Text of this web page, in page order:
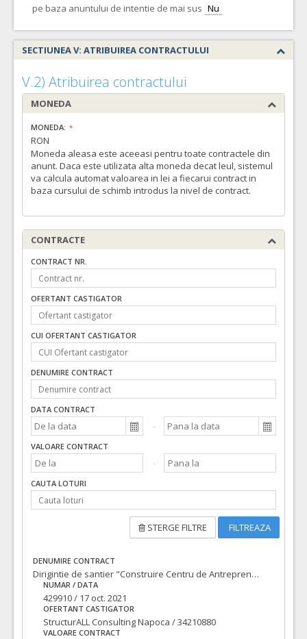
pe baza anuntului de intentie de mai sus Nu
SECTIUNEA V: ATRIBUIREA CONTRACTULUI
V.2) Atribuirea contractului
MONEDA
MONEDA:
RON
Moneda aleasa este aceeasi pentru toate contractele din
anunt. Daca este utilizata alta moneda decat leul, sistemul
va calcula automat valoarea in lei a fiecarui contract in
baza cursului de schimb introdus la nivel de contract.
CONTRACTE
CONTRACT NR.
OFERTANT CASTIGATOR
CUI OFERTANT CASTIGATOR
DENUMIRE CONTRACT
DATA CONTRACT
VALOARE CONTRACT
CAUTA LOTURI
STERGE FILTRE FILTREAZA
DENUMIRE CONTRACT
Dirigintie de santier "Construire Centru de Antreprenoriat Piata Cetate; Reconstruire Corp C1 si Organizare de santier", cod eMS ROHU 421, Acronim: CBC EMPLOYMENT
NUMAR / DATA
429910 / 17 oct. 2021
OFERTANT CASTIGATOR
StructurALL Consulting Napoca / 34210880
VALOARE CONTRACT